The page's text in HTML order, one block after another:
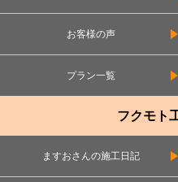
お客様の声
プラン一覧
フクモト
ますおさんの施工日記